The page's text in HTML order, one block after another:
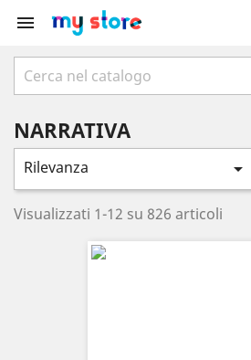

NARRATIVA
Rilevanza 
Visualizzati 1-12 su 826 articoli